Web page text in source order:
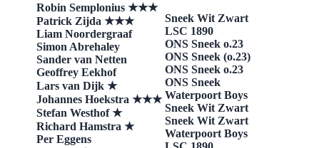
Robin Semplonius ★★★
​​Patrick Zijda ★★★
Liam Noordergraaf
​Simon Abrehaley
Sander van Netten
​Geoffrey Eekhof
​​Lars van Dijk ★
​​​Johannes Hoekstra ★★★
​Stefan Westhof ★
​Richard Hamstra ★
​Per Eggens
Sneek Wit Zwart
​LSC 1890
​ONS Sneek o.23
​ONS Sneek (o.23)
​ONS Sneek o.23
​ONS Sneek
​Waterpoort Boys
Sneek Wit Zwart
​Sneek Wit Zwart
Waterpoort Boys